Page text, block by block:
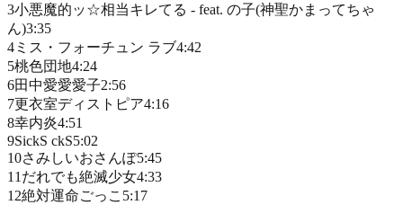
3小悪魔的ッ☆相当キレてる - feat. の子(神聖かまってちゃ
ん)3:35
4 ミス・フォーチュン ラブ4:42
5桃色団地4:24
6田中愛愛愛子2:56
7更衣室ディストピア4:16
8幸内炎4:51
9SickS ckS5:02
10さみしいおさんぽ5:45
11 だれでも絶滅少女4:33
12絶対運命ごっこ 5:17